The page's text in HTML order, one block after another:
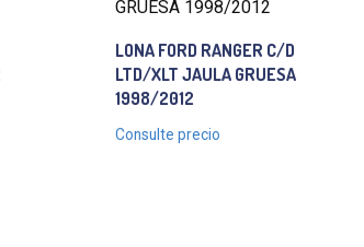
LONA FORD RANGER C/D
LTD/XLT JAULA GRUESA
1998/2012
Consulte precio